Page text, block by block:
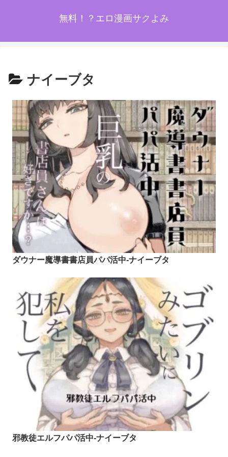
無料！？エロ漫画サクよみ
ナイーブタ
ダウナー魔導書書店員パパ活中-ナイーブタ
邪教徒エルフパパ活中-ナイーブタ